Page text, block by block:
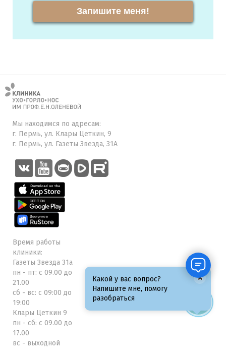
Запишите меня!
Мы находимся по адресам:
г. Пермь, ул. Клары Цеткин, 9
г. Пермь, ул. Газеты Звезда, 31А
Время работы
клиники:
Газеты Звезда 31а
пн - пт: с 09.00 до
21.00
сб - вс: с 09:00 до
19:00
Клары Цеткин 9
пн - сб: с 09.00 до
17.00
вс - выходной
Какой у вас вопрос?
Напишите мне, помогу
разобраться
×